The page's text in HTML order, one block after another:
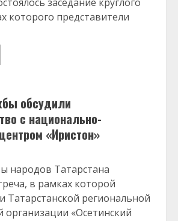
которого представители
обсудили
с национально-
«Иристон»
народов Татарстана
в рамках которой
Татарстанской региональной
«Осетинский